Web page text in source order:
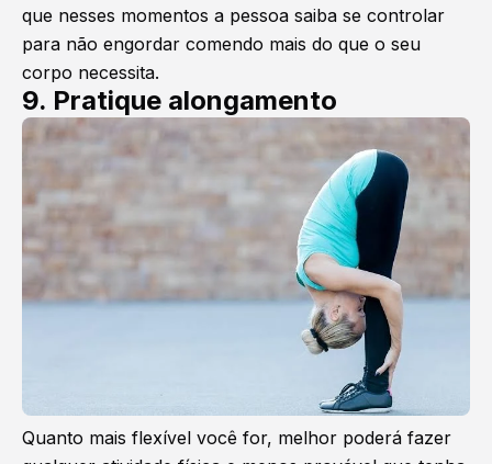
que nesses momentos a pessoa saiba se controlar
para não engordar comendo mais do que o seu
corpo necessita.
9. Pratique alongamento
Quanto mais flexível você for, melhor poderá fazer